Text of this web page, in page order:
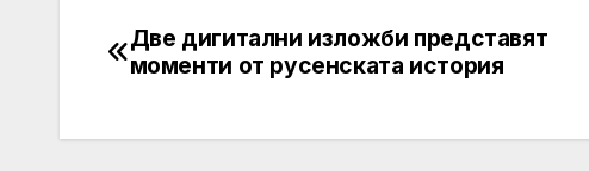
Post
Две дигитални изложби представят
моменти от русенската история